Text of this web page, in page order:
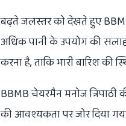
बढ़ते जलस्तर को देखते हुए BBMB
अधिक पानी के उपयोग की सलाह
करना है, ताकि भारी बारिश
BBMB चेयरमैन मनोज
की आवश्यकता पर जोर दिया